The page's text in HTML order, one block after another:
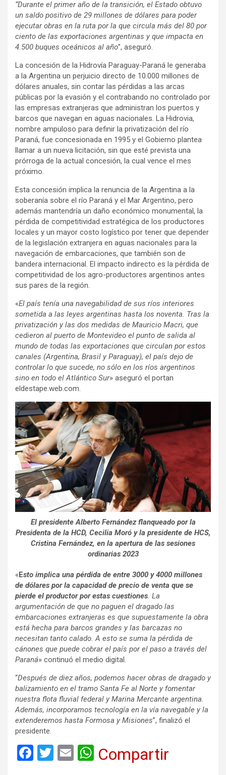
“Durante el primer año de la transición, el Estado obtuvo
un saldo positivo de 29 millones de dólares para poder
ejecutar obras en la ruta por la que circula más del 80 por
ciento de las exportaciones argentinas y que impacta en
4.500 buques oceánicos al año”, aseguró.
La concesión de la Hidrovía Paraguay-Paraná le generaba
a la Argentina un perjuicio directo de 10.000 millones de
dólares anuales, sin contar las pérdidas a las arcas
públicas por la evasión y el contrabando no controlado por
las empresas extranjeras que administran los puertos y
barcos que navegan en aguas nacionales. La Hidrovia,
nombre ampuloso para definir la privatización del río
Paraná, fue concesionada en 1995 y el Gobierno plantea
llamar a un nueva licitación, sin que esté prevista una
prórroga de la actual concesión, la cual vence el mes
próximo.
Esta concesión implica la renuncia de la Argentina a la
soberanía sobre el río Paraná y el Mar Argentino, pero
además mantendría un daño económico monumental, la
pérdida de competitividad estratégica de los productores
locales y un mayor costo logístico por tener que depender
de la legislación extranjera en aguas nacionales para la
navegación de embarcaciones, que también son de
bandera internacional. El impacto indirecto es la pérdida de
competitividad de los agro-productores argentinos antes
sus pares de la región.
«El país tenía una navegabilidad de sus ríos interiores
sometida a las leyes argentinas hasta los noventa. Tras la
privatización y las dos medidas de Mauricio Macri, que
cedieron al puerto de Montevideo el punto de salida al
mundo de todas las exportaciones que circulan por estos
canales (Argentina, Brasil y Paraguay), el país dejo de
controlar lo que sucede, no sólo en los ríos argentinos
sino en todo el Atlántico Sur» aseguró el portan
eldestape.web.com.
El presidente Alberto Fernández flanqueado por la
Presidenta de la HCD, Cecilia Moró y la presidente de HCS,
Cristina Fernández, en la apertura de las sesiones
ordinarias 2023
« Esto implica una pérdida de entre 3000 y 4000 millones
de dólares por la capacidad de precio de venta que se
pierde el productor por estas cuestiones. La
argumentación de que no paguen el dragado las
embarcaciones extranjeras es que supuestamente la obra
está hecha para barcos grandes y las barcazas no
necesitan tanto calado. A esto se suma la pérdida de
cánones que puede cobrar el país por el paso a través del
Paraná» continuó el medio digital.
“Después de diez años, podemos hacer obras de dragado y
balizamiento en el tramo Santa Fe al Norte y fomentar
nuestra flota fluvial federal y Marina Mercante argentina.
Además, incorporamos tecnología en la vía navegable y la
extenderemos hasta Formosa y Misiones”, finalizó el
presidente.
F
T
E
W
Compartir